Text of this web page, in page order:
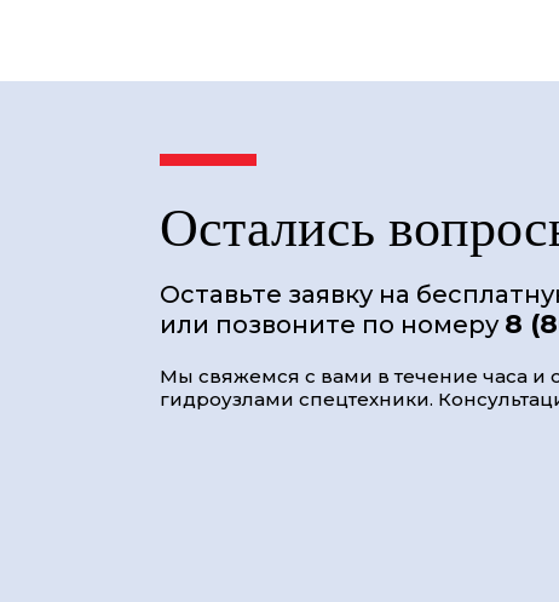
Остались
Оставьте заявку на
или позвоните по номеру 8
Мы свяжемся с вами в течение часа и
гидроузлами спецтехники.